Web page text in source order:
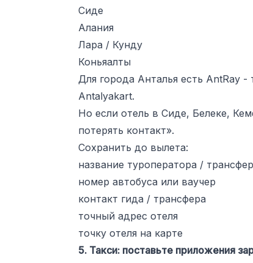
Сиде
Алания
Лара / Кунду
Коньяалты
Для города Анталья есть AntRay
Antalyakart.
Но если отель в Сиде, Белеке,
потерять контакт».
Сохранить до вылета:
название туроператора /
номер автобуса или ваучер
контакт гида / трансфера
точный адрес отеля
точку отеля на карте
5. Такси: поставьте приложения